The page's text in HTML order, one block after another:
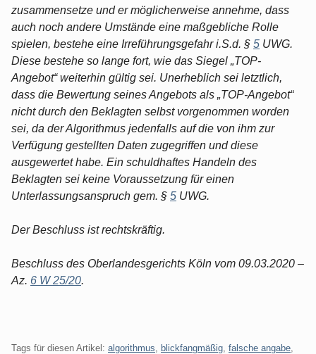
zusammensetze und er möglicherweise annehme, dass
auch noch andere Umstände eine maßgebliche Rolle
spielen, bestehe eine Irreführungsgefahr i.S.d. § 5 UWG.
Diese bestehe so lange fort, wie das Siegel „TOP-
Angebot“ weiterhin gültig sei. Unerheblich sei letztlich,
dass die Bewertung seines Angebots als „TOP-Angebot“
nicht durch den Beklagten selbst vorgenommen worden
sei, da der Algorithmus jedenfalls auf die von ihm zur
Verfügung gestellten Daten zugegriffen und diese
ausgewertet habe. Ein schuldhaftes Handeln des
Beklagten sei keine Voraussetzung für einen
Unterlassungsanspruch gem. § 5 UWG.
Der Beschluss ist rechtskräftig.
Beschluss des Oberlandesgerichts Köln vom 09.03.2020 –
Az. 6 W 25/20.
Tags für diesen Artikel: algorithmus blickfangmäßig falsche angabe